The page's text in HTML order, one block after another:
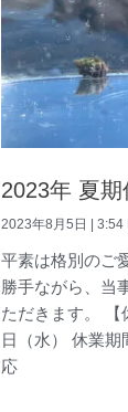
2023年 夏
2023年8月5日 3:54
平素は格別のご
勝手ながら、当
ただきます。 【
日（水） 休業
応